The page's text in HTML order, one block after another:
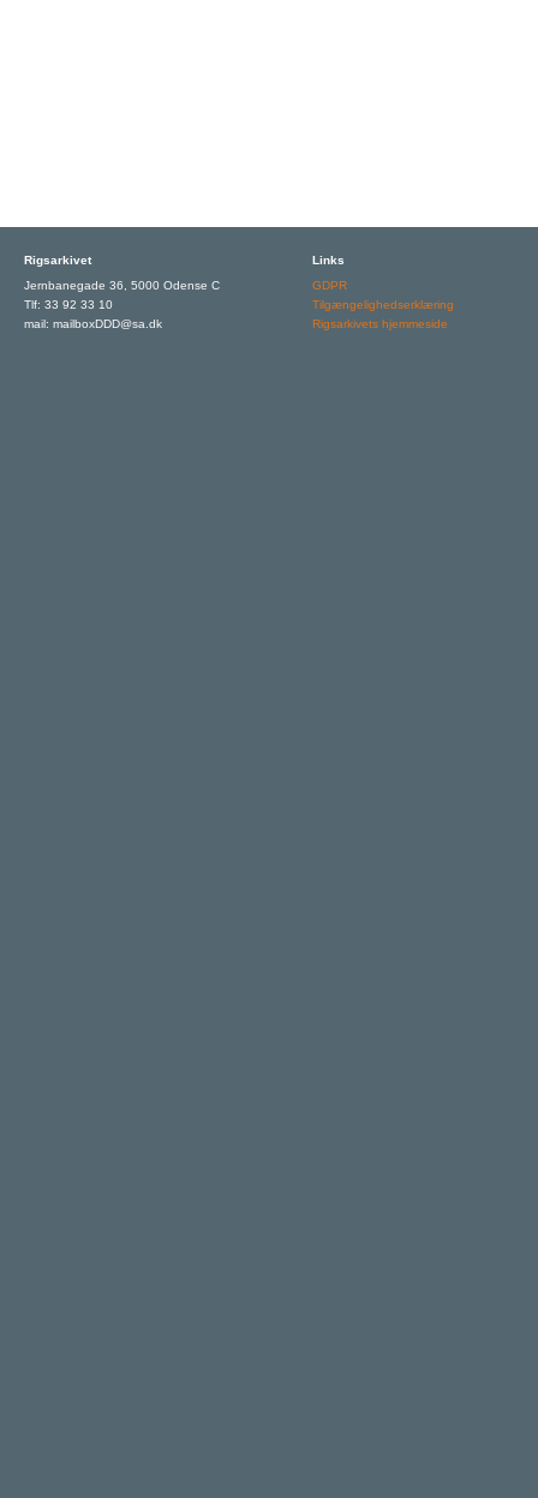
Rigsarkivet
Jernbanegade 36, 5000 Odense C
Tlf: 33 92 33 10
mail: mailboxDDD@sa.dk
Links
GDPR
Tilgængelighedserklæring
Rigsarkivets hjemmeside